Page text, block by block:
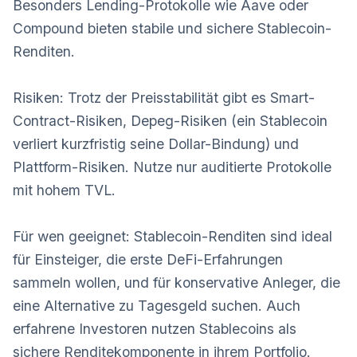
Besonders Lending-Protokolle wie Aave oder
Compound bieten stabile und sichere Stablecoin-
Renditen.
Risiken: Trotz der Preisstabilität gibt es Smart-
Contract-Risiken, Depeg-Risiken (ein Stablecoin
verliert kurzfristig seine Dollar-Bindung) und
Plattform-Risiken. Nutze nur auditierte Protokolle
mit hohem TVL.
Für wen geeignet: Stablecoin-Renditen sind ideal
für Einsteiger, die erste DeFi-Erfahrungen
sammeln wollen, und für konservative Anleger, die
eine Alternative zu Tagesgeld suchen. Auch
erfahrene Investoren nutzen Stablecoins als
sichere Renditekomponente in ihrem Portfolio.